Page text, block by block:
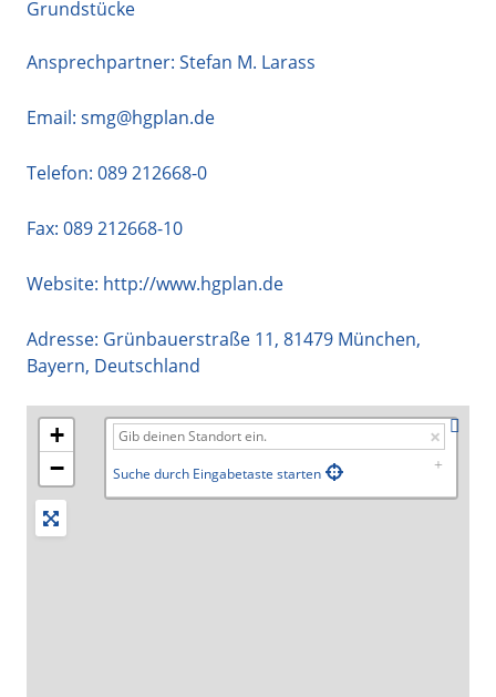
Grundstücke
Ansprechpartner: Stefan M. Larass
Email: smg@hgplan.de
Telefon: 089 212668-0
Fax: 089 212668-10
Website: http://www.hgplan.de
Adresse: Grünbauerstraße 11, 81479 München,
Bayern, Deutschland
+
−
Suche durch Eingabetaste starten